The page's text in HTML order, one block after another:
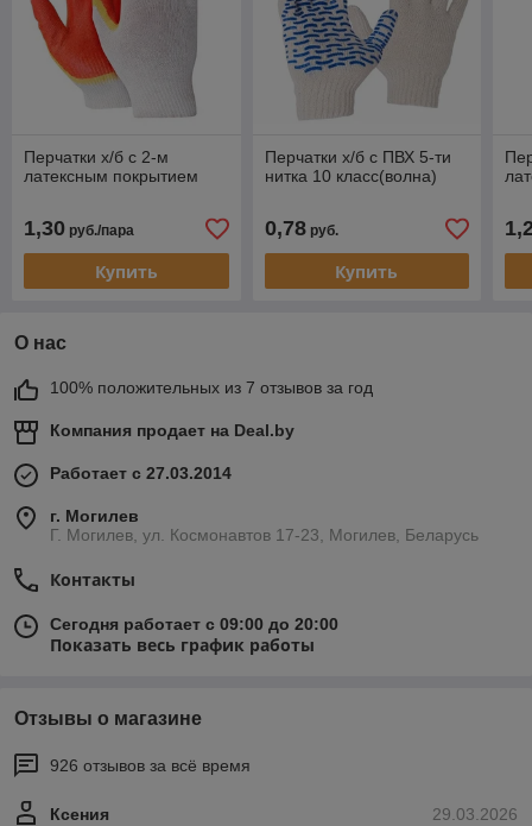
Перчатки х/б с 2-м
латексным покрытием
1,30 руб./пара
Купить
Перчатки х/б с ПВХ 5-ти
нитка 10 класс(волна)
0,78руб.
Купить
О нас
100% положительных из 7 отзывов за год
Компания продает на Deal.by
Работает с 27.03.2014
г. Могилев
Г. Могилев, ул. Космонавтов 17-23, Могилев, Беларусь
Контакты
Сегодня работает с 09:00 до 20:00
Показать весь график работы
Отзывы о магазине
926 отзывов за всё время
29.03.2026
Ксения